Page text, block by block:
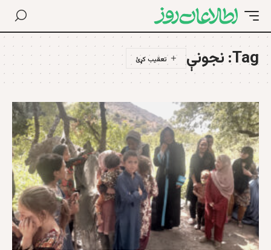
Tag: نجونې